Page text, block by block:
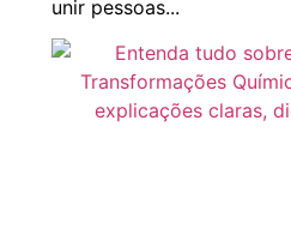
unir pessoas...